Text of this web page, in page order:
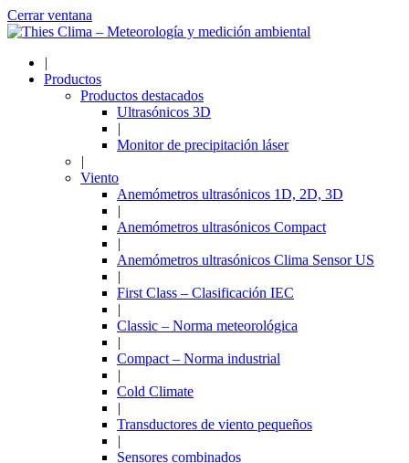
Cerrar ventana
|
Productos
Productos destacados
Ultrasónicos 3D
|
Monitor de precipitación láser
|
Viento
Anemómetros ultrasónicos 1D, 2D, 3D
|
Anemómetros ultrasónicos Compact
|
Anemómetros ultrasónicos Clima Sensor US
|
First Class – Clasificación IEC
|
Classic – Norma meteorológica
|
Compact – Norma industrial
|
Cold Climate
|
Transductores de viento pequeños
|
Sensores combinados